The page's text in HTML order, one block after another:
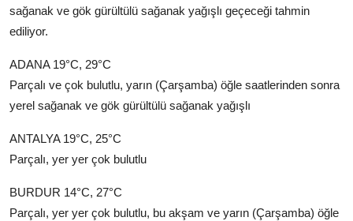
sağanak ve gök gürültülü sağanak yağışlı geçeceği tahmin
ediliyor.
ADANA 19°C, 29°C
Parçalı ve çok bulutlu, yarın (Çarşamba) öğle saatlerinden sonra
yerel sağanak ve gök gürültülü sağanak yağışlı
ANTALYA 19°C, 25°C
Parçalı, yer yer çok bulutlu
BURDUR 14°C, 27°C
Parçalı, yer yer çok bulutlu, bu akşam ve yarın (Çarşamba) öğle